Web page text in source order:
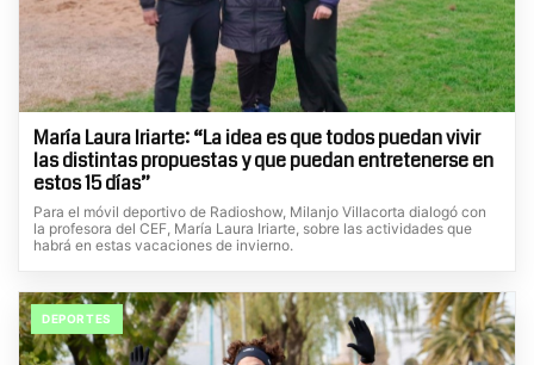
María Laura Iriarte: “La idea es que todos puedan vivir
las distintas propuestas y que puedan entretenerse en
estos 15 días”
Para el móvil deportivo de Radioshow, Milanjo Villacorta dialogó con
la profesora del CEF, María Laura Iriarte, sobre las actividades que
habrá en estas vacaciones de invierno.
DEPORTES